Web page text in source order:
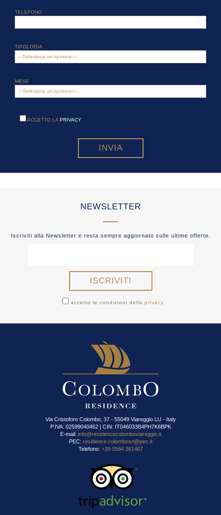
TELEFONO
TIPOLOGIA
MESE
ACCETTO LAPRIVACY
NEWSLETTER
Iscriviti alla Newsletter e resta sempre aggiornato sulle ultime offerte.
accetto le condizioni dellaprivacy
Via Cristoforo Colombo, 37 - 55049 Viareggio LU - Italy
P.IVA: 02599040462 | CIN: IT046033B4PH7K6BPK
E-mail: info@residencecolomboviareggio.it
PEC: residence.colombosrl@pec.it
Telefono: +39 0584 361467